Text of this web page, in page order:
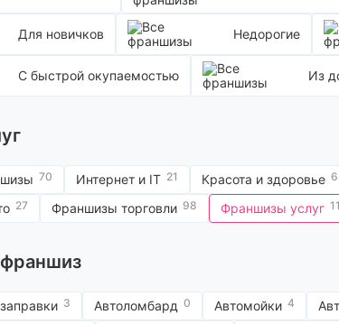
Другое
ЖКХ
Зарядные станции
Квизы
Кредитный брокер
Ломбарды
Медицинский центр
Отдых и развлечения
Поверка счетчиков
Производство
Пункты выдачи заказов
Реклама
Для новичков Недорогие
С быстрой окупаемостью Из
70 Интернет и IT 21 Красота и здоровье
27 Франшизы торговли 98 Франшизы услуг
3 Автоломбард 0 Автомойки 4